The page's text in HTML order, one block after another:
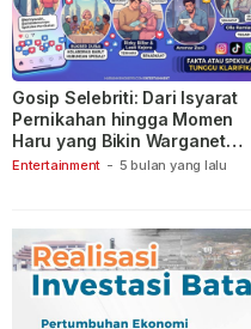
Entertainment - 5 bulan yang lalu
Gosip Selebriti: Dari Isyarat
Pernikahan hingga Momen
Haru yang Bikin Warganet
Berspekulasi